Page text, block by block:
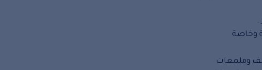
.
وخاصة
وملمعات